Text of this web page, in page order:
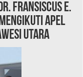
Fransiscus E.
Apel
Utara